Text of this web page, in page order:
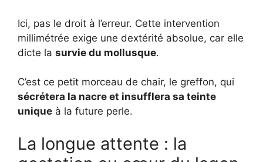
Ici, pas le droit à l’erreur. Cette intervention
millimétrée exige une dextérité absolue, car elle
dicte la survie du mollusque.
C’est ce petit morceau de chair, le greffon, qui
sécrétera la nacre et insufflera sa teinte
unique à la future perle.
La longue attente : la